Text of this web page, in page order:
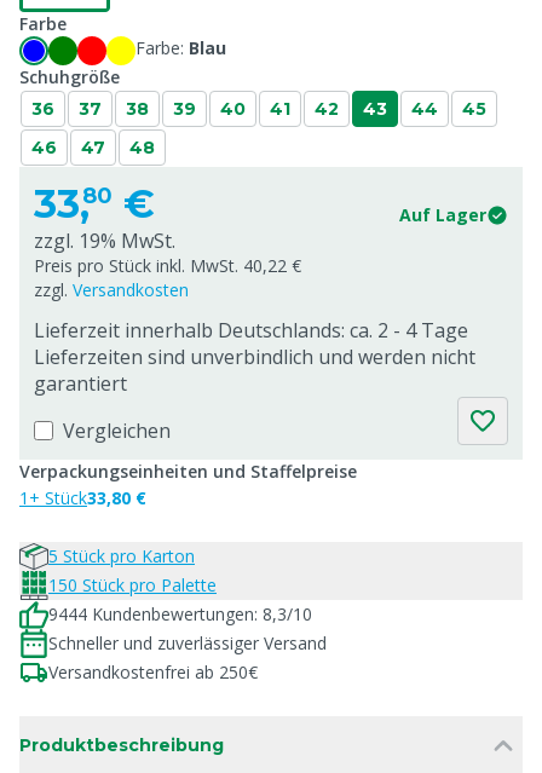
Farbe
Farbe: Blau
Schuhgröße
36 37 38 39 40 41 42 43 44
45
46
47 48
33,80 € Auf Lager
zzgl. 19% MwSt.
Preis pro Stück inkl. MwSt. 40,22 €
zzgl. Versandkosten
Lieferzeit innerhalb Deutschlands: ca. 2 - 4 Tage
Lieferzeiten sind unverbindlich und werden nicht
garantiert
Vergleichen
Verpackungseinheiten und Staffelpreise
1+ Stück33,80 €
5 Stück pro Karton
150 Stück pro Palette
9444 Kundenbewertungen: 8,3/10
Schneller und zuverlässiger Versand
Versandkostenfrei ab 250€
Produktbeschreibung